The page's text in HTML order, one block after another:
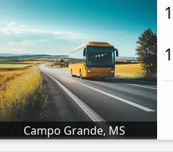
Campo Grande, MS